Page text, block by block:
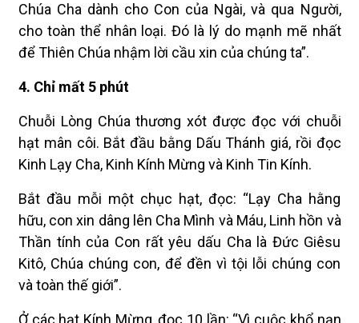
Chúa Cha dành cho Con của Ngài, và qua Người,
cho toàn thể nhân loại. Đó là lý do mạnh mẽ nhất
để Thiên Chúa nhậm lời cầu xin của chúng ta”.
4. Chỉ mất 5 phút
Chuỗi Lòng Chúa thương xót được đọc với chuỗi
hạt mân côi. Bắt đầu bằng Dấu Thánh giá, rồi đọc
Kinh Lạy Cha, Kinh Kính Mừng và Kinh Tin Kính.
Bắt đầu mỗi một chục hạt, đọc: “Lạy Cha hằng
hữu, con xin dâng lên Cha Mình và Máu, Linh hồn và
Thần tính của Con rất yêu dấu Cha là Đức Giêsu
Kitô, Chúa chúng con, để đền vì tội lỗi chúng con
và toàn thế giới”.